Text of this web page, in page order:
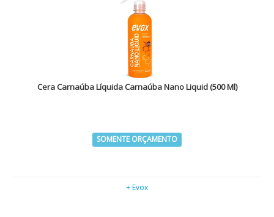
Cera Carnaúba Líquida Carnaúba Nano Liquid (500 Ml)
SOMENTE ORÇAMENTO
+ Evox